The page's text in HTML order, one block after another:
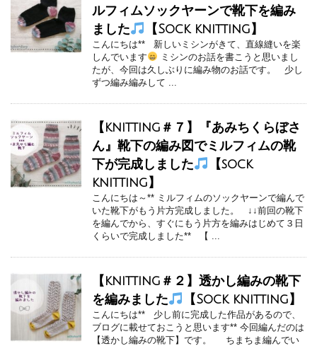
ルフィムソックヤーンで靴下を編み
ました
【Sock knitting】
こんにちは** 新しいミシンがきて、直線縫いを楽
しんでいます
ミシンのお話を書こうと思いまし
たが、今回は久しぶりに編み物のお話です。 少し
ずつ編み編みして ...
【knitting＃７】『あみちくらぼさ
ん』靴下の編み図でミルフィムの靴
下が完成しました
【sock
knitting】
こんにちは～** ミルフィムのソックヤーンで編んで
いた靴下がもう片方完成しました。 ↓↓前回の靴下
を編んでから、すぐにもう片方を編みはじめて３日
くらいで完成しました** 【 ...
【knitting＃２】透かし編みの靴下
を編みました
【Sock knitting】
こんにちは** 少し前に完成した作品があるので、
ブログに載せておこうと思います** 今回編んだのは
【透かし編みの靴下】です。 ちまちま編んでい